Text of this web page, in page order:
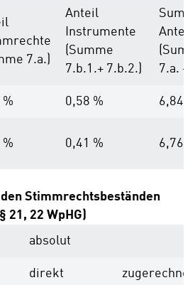
7.a.)
Anteil
Instrumente
(Summe
7.b.1.+ 7.b.2.)
7.a. +
% 0,58 % 6,84
% 0,41 % 6,76
Stimmrechtsbeständen
21, 22 WpHG)
absolut
direkt
zugerechnet